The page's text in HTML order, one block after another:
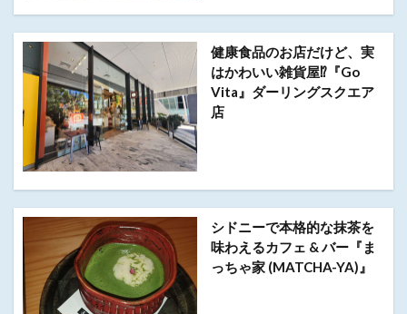
健康食品のお店だけど、実
はかわいい雑貨屋⁉︎『Go
Vita』ダーリングスクエア
店
シドニーで本格的な抹茶を
味わえるカフェ & バー『ま
っちゃ家 (MATCHA-YA)』